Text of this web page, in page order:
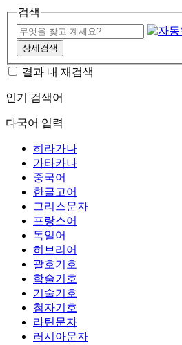
검색
상세검색
결과 내 재검색
인기 검색어
다국어 입력
히라가나
가타카나
중국어
한글고어
그리스문자
프랑스어
독일어
히브리어
괄호기호
학술기호
기술기호
첨자기호
라틴문자
러시아문자